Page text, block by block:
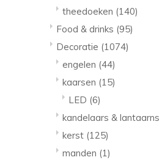
theedoeken (140)
Food & drinks (95)
Decoratie (1074)
engelen (44)
kaarsen (15)
LED (6)
kandelaars & lantaarns
kerst (125)
manden (1)